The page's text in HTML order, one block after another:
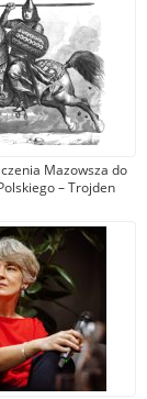
Mazowsza do
– Trojden